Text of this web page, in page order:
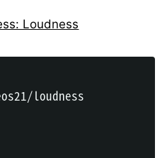
Loudness
loudness